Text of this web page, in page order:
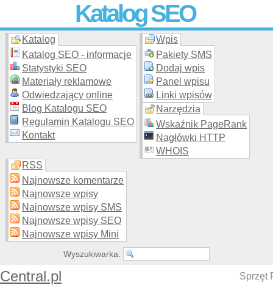
Katalog SEO
Skuteczna i promocja stron WWW –
moderowanego katalogu za darmo!
Katalog
Katalog SEO - informacje
Statystyki SEO
Materiały reklamowe
Odwiedzający online
Blog Katalogu SEO
Regulamin Katalogu SEO
Kontakt
Wpis
Pakiety SMS
Dodaj wpis
Panel wpisu
Linki wpisów
Narzędzia
Wskaźnik PageRank
Nagłówki HTTP
WHOIS
RSS
Najnowsze komentarze
Najnowsze wpisy
Najnowsze wpisy SMS
Najnowsze wpisy SEO
Najnowsze wpisy Mini
Wyszukiwarka:
Central.pl Sprzęt